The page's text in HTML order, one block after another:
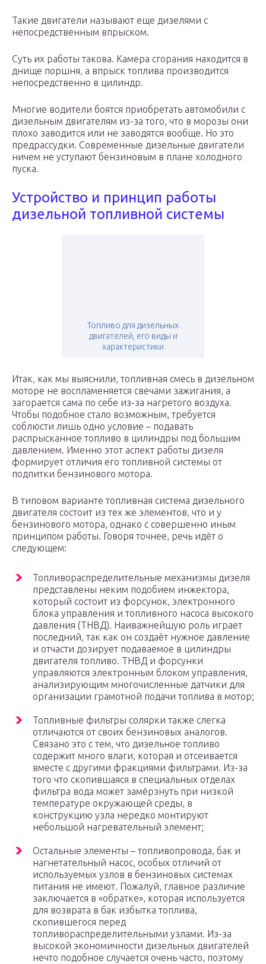
Такие двигатели называют еще дизелями с
непосредственным впрыском.
Суть их работы такова. Камера сгорания находится в
днище поршня, а впрыск топлива производится
непосредственно в цилиндр.
Многие водители боятся приобретать автомобили с
дизельным двигателям из-за того, что в морозы они
плохо заводится или не заводятся вообще. Но это
предрассудки. Современные дизельные двигатели
ничем не уступают бензиновым в плане холодного
пуска.
Устройство и принцип работы
дизельной топливной системы
Топливо для дизельных
двигателей, его виды и
характеристики
Итак, как мы выяснили, топливная смесь в дизельном
моторе не воспламеняется свечами зажигания, а
загорается сама по себе из-за нагретого воздуха.
Чтобы подобное стало возможным, требуется
соблюсти лишь одно условие – подавать
распрысканное топливо в цилиндры под большим
давлением. Именно этот аспект работы дизеля
формирует отличия его топливной системы от
подпитки бензинового мотора.
В типовом варианте топливная система дизельного
двигателя состоит из тех же элементов, что и у
бензинового мотора, однако с совершенно иным
принципом работы. Говоря точнее, речь идёт о
следующем:
Топливораспределительные механизмы дизеля
представлены неким подобием инжектора,
который состоит из форсунок, электронного
блока управления и топливного насоса высокого
давления (ТНВД). Наиважнейшую роль играет
последний, так как он создаёт нужное давление
и отчасти дозирует подаваемое в цилиндры
двигателя топливо. ТНВД и форсунки
управляются электронным блоком управления,
анализирующим многочисленные датчики для
организации грамотной подачи топлива в мотор;
Топливные фильтры солярки также слегка
отличаются от своих бензиновых аналогов.
Связано это с тем, что дизельное топливо
содержит много влаги, которая и отсеивается
вместе с другими фракциями фильтрами. Из-за
того что скопившаяся в специальных отделах
фильтра вода может замёрзнуть при низкой
температуре окружающей среды, в
конструкцию узла нередко монтируют
небольшой нагревательный элемент;
Остальные элементы – топливопровода, бак и
нагнетательный насос, особых отличий от
используемых узлов в бензиновых системах
питания не имеют. Пожалуй, главное различие
заключается в «обратке», которая используется
для возврата в бак избытка топлива,
скопившегося перед
топливораспределительными узлами. Из-за
высокой экономичности дизельных двигателей
нечто подобное случается очень часто, поэтому